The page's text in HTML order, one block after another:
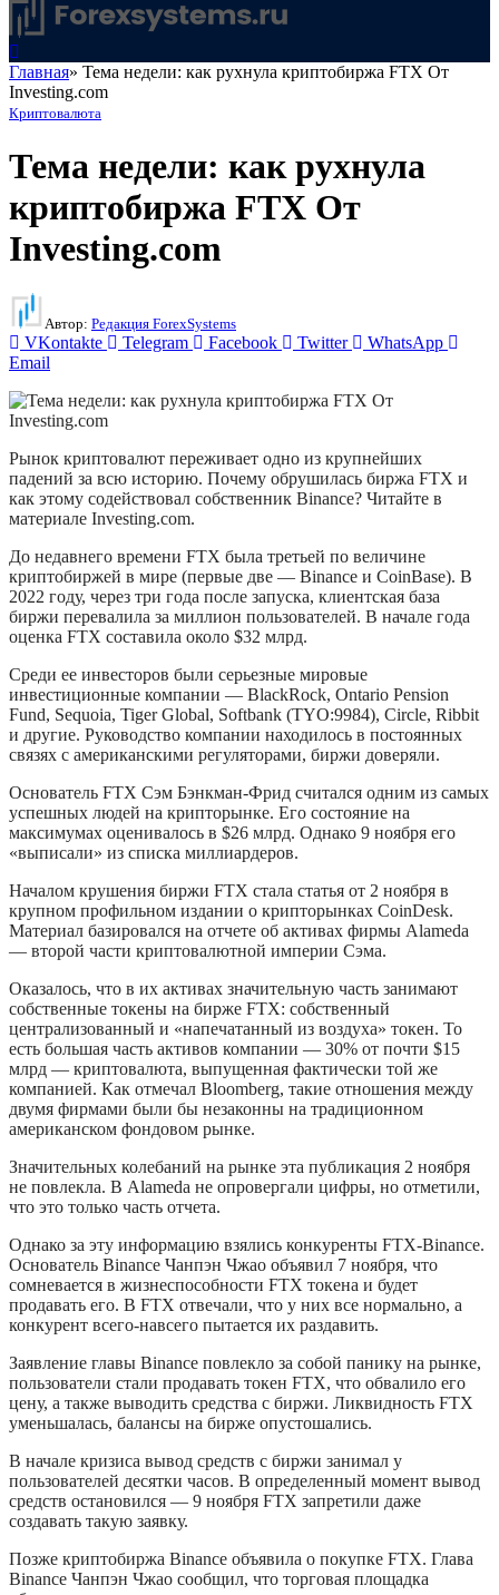
Главная» Тема недели: как рухнула криптобиржа FTX От
Investing.com
Криптовалюта
Тема недели: как рухнула
криптобиржа FTX От
Investing.com
Автор: Редакция ForexSystems
VKontakte Telegram Facebook Twitter
WhatsApp
Email
Рынок криптовалют переживает одно из крупнейших
падений за всю историю. Почему обрушилась биржа FTX и
как этому содействовал собственник Binance? Читайте в
материале Investing.com.
До недавнего времени FTX была третьей по величине
криптобиржей в мире (первые две — Binance и CoinBase). В
2022 году, через три года после запуска, клиентская база
биржи перевалила за миллион пользователей. В начале года
оценка FTX составила около $32 млрд.
Среди ее инвесторов были серьезные мировые
инвестиционные компании — BlackRock, Ontario Pension
Fund, Sequoia, Tiger Global, Softbank (TYO:9984), Circle, Ribbit
и другие. Руководство компании находилось в постоянных
связях с американскими регуляторами, биржи доверяли.
Основатель FTX Сэм Бэнкман-Фрид считался одним из самых
успешных людей на крипторынке. Его состояние на
максимумах оценивалось в $26 млрд. Однако 9 ноября его
«выписали» из списка миллиардеров.
Началом крушения биржи FTX стала статья от 2 ноября в
крупном профильном издании о крипторынках CoinDesk.
Материал базировался на отчете об активах фирмы Alameda
— второй части криптовалютной империи Сэма.
Оказалось, что в их активах значительную часть занимают
собственные токены на бирже FTX: собственный
централизованный и «напечатанный из воздуха» токен. То
есть большая часть активов компании — 30% от почти $15
млрд — криптовалюта, выпущенная фактически той же
компанией. Как отмечал Bloomberg, такие отношения между
двумя фирмами были бы незаконны на традиционном
американском фондовом рынке.
Значительных колебаний на рынке эта публикация 2 ноября
не повлекла. В Alameda не опровергали цифры, но отметили,
что это только часть отчета.
Однако за эту информацию взялись конкуренты FTX-Binance.
Основатель Binance Чанпэн Чжао объявил 7 ноября, что
сомневается в жизнеспособности FTX токена и будет
продавать его. В FTX отвечали, что у них все нормально, а
конкурент всего-навсего пытается их раздавить.
Заявление главы Binance повлекло за собой панику на рынке,
пользователи стали продавать токен FTX, что обвалило его
цену, а также выводить средства с биржи. Ликвидность FTX
уменьшалась, балансы на бирже опустошались.
В начале кризиса вывод средств с биржи занимал у
пользователей десятки часов. В определенный момент вывод
средств остановился — 9 ноября FTX запретили даже
создавать такую заявку.
Позже криптобиржа Binance объявила о покупке FTX. Глава
Binance Чанпэн Чжао сообщил, что торговая площадка